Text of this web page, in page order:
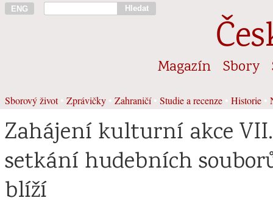
ENG Hledat
Magazín Sbory
Sborový život• Zprávičky Zahraničí• Studie a recenze Historie
Zahájení kulturní akce
setkání hudebních
blíží